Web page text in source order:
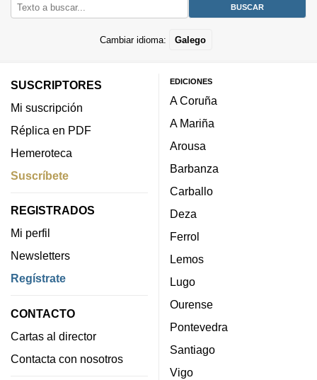
Cambiar idioma: Galego
SUSCRIPTORES
Mi suscripción
Réplica en PDF
Hemeroteca
Suscríbete
REGISTRADOS
Mi perfil
Newsletters
Regístrate
CONTACTO
Cartas al director
Contacta con nosotros
EDICIONES
A Coruña
A Mariña
Arousa
Barbanza
Carballo
Deza
Ferrol
Lemos
Lugo
Ourense
Pontevedra
Santiago
Vigo